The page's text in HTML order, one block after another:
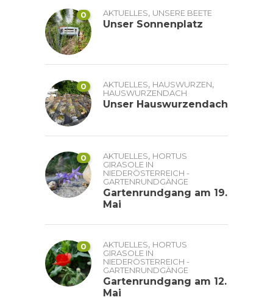
0 AKTUELLES, UNSERE BEETE
Unser Sonnenplatz
0 AKTUELLES, HAUSWURZEN,
HAUSWURZENDACH
Unser Hauswurzendach
0 AKTUELLES, HORTUS
GIRASOLE IN
NIEDERÖSTERREICH -
GARTENRUNDGÄNGE
Gartenrundgang am 19.
Mai
0 AKTUELLES, HORTUS
GIRASOLE IN
NIEDERÖSTERREICH -
GARTENRUNDGÄNGE
Gartenrundgang am 12.
Mai